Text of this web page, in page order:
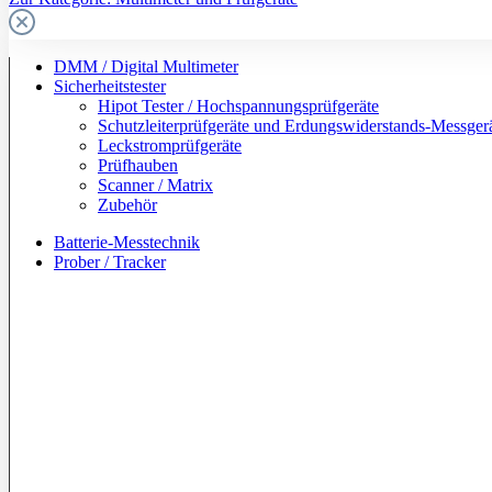
DMM / Digital Multimeter
Sicherheitstester
Hipot Tester / Hochspannungsprüfgeräte
Schutzleiterprüfgeräte und Erdungswiderstands-
Leckstromprüfgeräte
Prüfhauben
Scanner / Matrix
Zubehör
Batterie-Messtechnik
Prober / Tracker